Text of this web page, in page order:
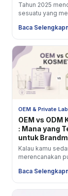
Tahun 2025
sesuatu yang
Berdasarkan
Shopee Q2
produk body...
Baca
OEM & Private
OEM vs ODM
: Mana yang
untuk
Kalau kamu
merencanakan
suatu titik kamu
ketemu dua
Baca